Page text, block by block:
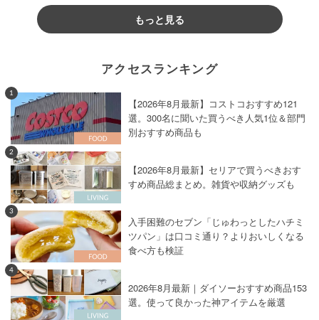
もっと見る
アクセスランキング
1
【2026年8月最新】コストコおすすめ121
選。300名に聞いた買うべき人気1位＆部門
別おすすめ商品も
2
【2026年8月最新】セリアで買うべきおす
すめ商品総まとめ。雑貨や収納グッズも
3
入手困難のセブン「じゅわっとしたハチミ
ツパン」は口コミ通り？よりおいしくなる
食べ方も検証
4
2026年8月最新｜ダイソーおすすめ商品153
選。使って良かった神アイテムを厳選